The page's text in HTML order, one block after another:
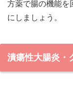
方薬で腸の機能を
にしましょう。
潰瘍性大腸炎・